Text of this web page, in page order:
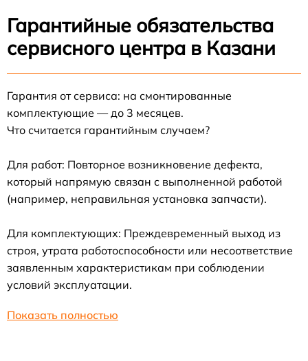
Гарантийные обязательства
сервисного центра в Казани
Гарантия от сервиса: на смонтированные
комплектующие — до 3 месяцев.
Что считается гарантийным случаем?
Для работ: Повторное возникновение дефекта,
который напрямую связан с выполненной работой
(например, неправильная установка запчасти).
Для комплектующих: Преждевременный выход из
строя, утрата работоспособности или несоответствие
заявленным характеристикам при соблюдении
условий эксплуатации.
Показать полностью